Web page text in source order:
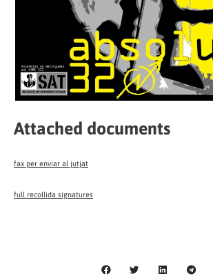
Attached documents
fax per enviar al jutjat
full recollida signatures